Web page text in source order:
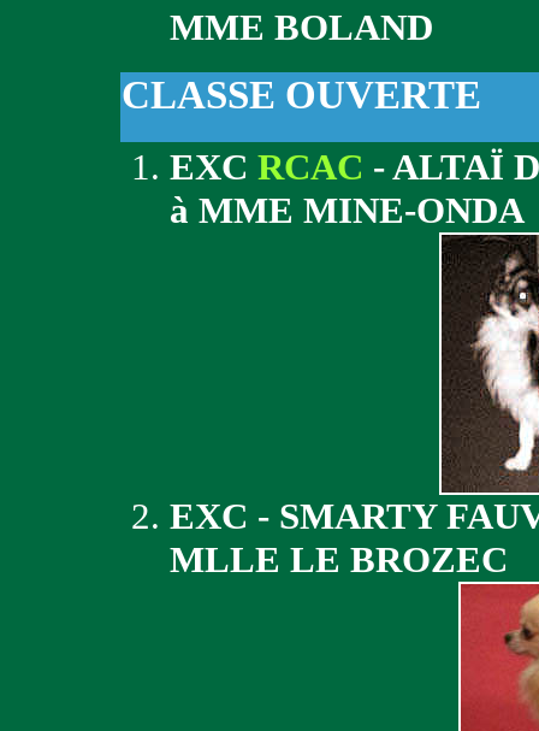
MME BOLAND
CLASSE OUVERTE
EXC RCAC - ALTAÏ
à MME MINE-ONDA
EXC - SMARTY
MLLE LE BROZEC